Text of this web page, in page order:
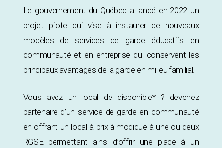
Le gouvernement du Québec a lancé en 2022 un
projet pilote qui vise à instaurer de nouveaux
modèles de services de garde éducatifs en
communauté et en entreprise qui conservent les
principaux avantages de la garde en milieu familial.
Vous avez un local de disponible* ? devenez
partenaire d’un service de garde en communauté
en offrant un local à prix à modique à une ou deux
RGSE permettant ainsi d’offrir une place à un